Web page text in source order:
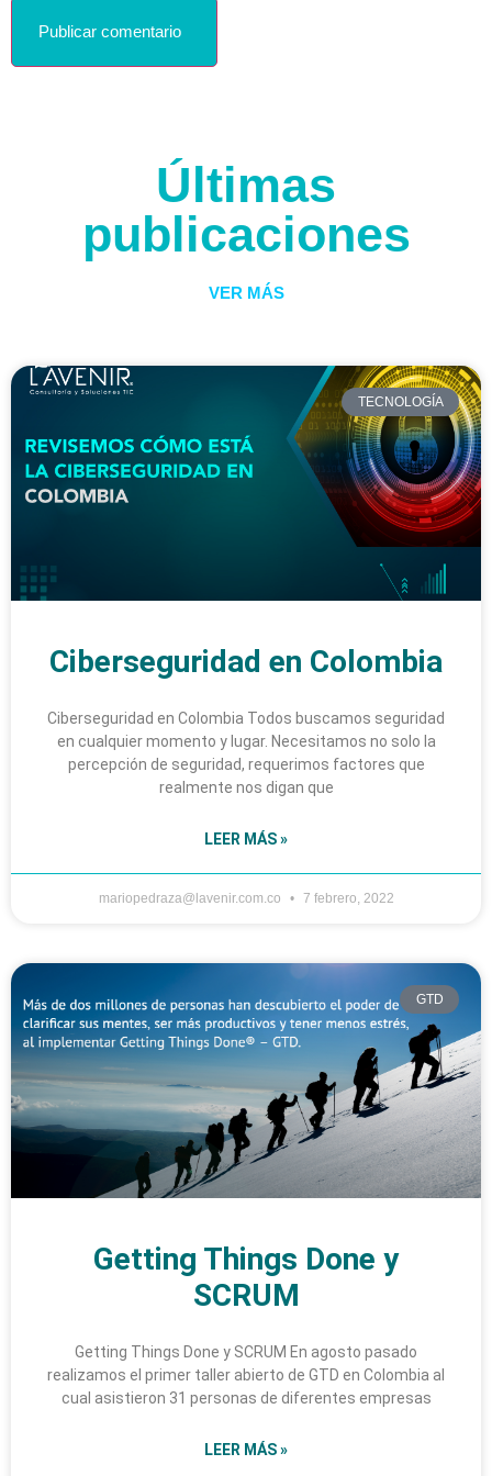
Últimas
publicaciones
VER MÁS
TECNOLOGÍA
Ciberseguridad en Colombia
Ciberseguridad en Colombia Todos buscamos seguridad
en cualquier momento y lugar. Necesitamos no solo la
percepción de seguridad, requerimos factores que
realmente nos digan que
LEER MÁS »
mariopedraza@lavenir.com.co 7 febrero, 2022
GTD
Getting Things Done y
SCRUM
Getting Things Done y SCRUM En agosto pasado
realizamos el primer taller abierto de GTD en Colombia al
cual asistieron 31 personas de diferentes empresas
LEER MÁS »